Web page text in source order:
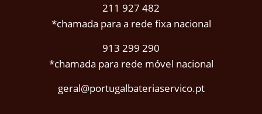
211 927 482
*chamada para a rede fixa nacional
913 299 290
*chamada para rede móvel nacional
geral@portugalbateriaservico.pt